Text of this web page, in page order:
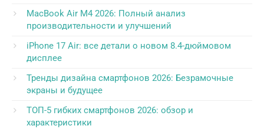
MacBook Air M4 2026: Полный анализ
производительности и улучшений
iPhone 17 Air: все детали о новом 8.4-дюймовом
дисплее
Тренды дизайна смартфонов 2026: Безрамочные
экраны и будущее
ТОП-5 гибких смартфонов 2026: обзор и
характеристики